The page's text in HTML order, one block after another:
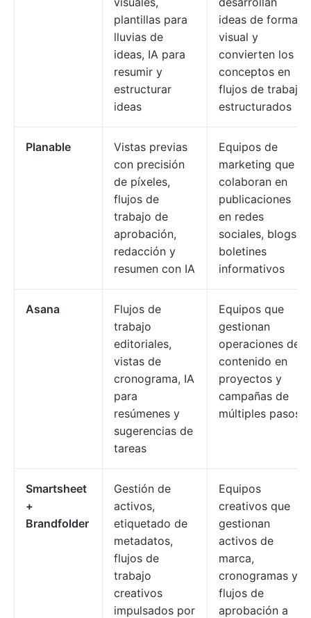
plantillas para
lluvias de
ideas, IA para
resumir y
estructurar
ideas
ideas de forma
visual y
convierten los
conceptos en
flujos de trabajo
estructurados
Planable
Vistas previas
con precisión
de píxeles,
flujos de
trabajo de
aprobación,
redacción y
resumen con IA
Equipos de
marketing que
colaboran en
publicaciones
en redes
sociales, blogs y
boletines
informativos
Asana
Flujos de
trabajo
editoriales,
vistas de
cronograma, IA
para
resúmenes y
sugerencias de
tareas
Equipos que
gestionan
operaciones de
contenido en
proyectos y
campañas de
múltiples pasos
Smartsheet
+
Brandfolder
Gestión de
activos,
etiquetado de
metadatos,
flujos de
trabajo
creativos
impulsados por
Equipos
creativos que
gestionan
activos de
marca,
cronogramas y
flujos de
aprobación a